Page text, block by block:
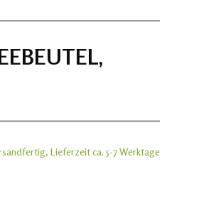
Lieferzeit ca. 5-7 Werktage